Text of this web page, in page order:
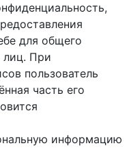
для общего
лиц. При
пользователь
часть его
информацию